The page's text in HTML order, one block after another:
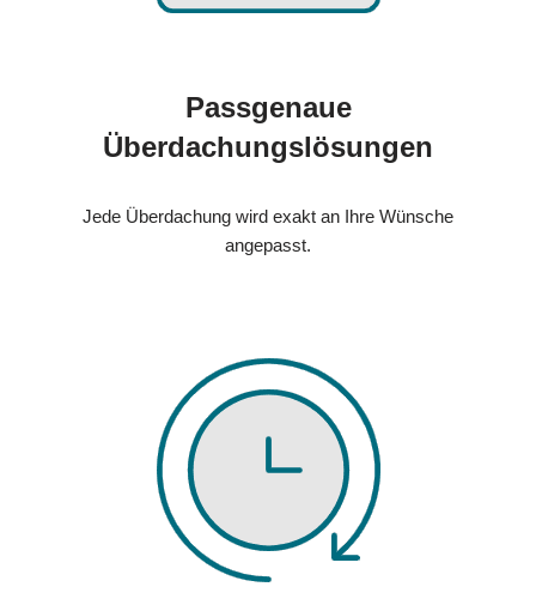
Passgenaue
Überdachungslösungen
Jede Überdachung wird exakt an Ihre Wünsche
angepasst.